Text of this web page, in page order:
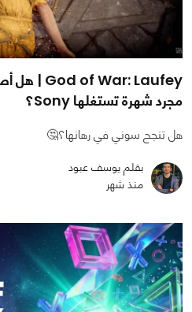
مجرد شهرة تستغلها Sony؟
هل تنجح سوني في رهانها؟🤔
بقلم يوسف عبود
منذ شهر